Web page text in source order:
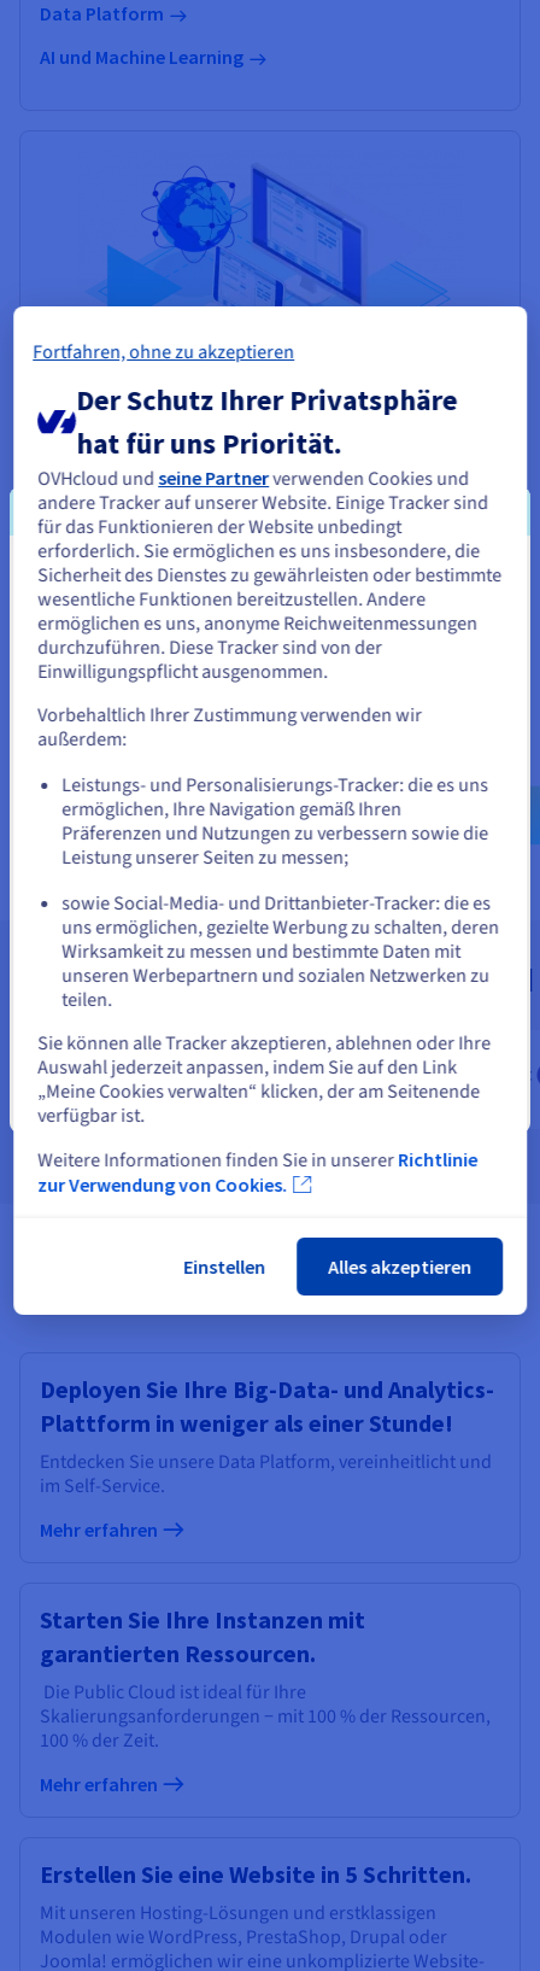
Data Platform
AI und Machine Learning
Ihre Onlinepräsenz gestalten
Ihre Domainnamen finden und reservieren
Eine Website oder einen Onlineshop erstellen
Professionelle E-Mail-Lösungen
Partner und Kunden von OVHcloud
Ganz einfach weiterkommen
Deployen Sie Ihre Big-Data- und Analytics-
Plattform in weniger als einer Stunde!
Entdecken Sie unsere Data Platform, vereinheitlicht und
im Self-Service.
Mehr erfahren
Starten Sie Ihre Instanzen mit
garantierten Ressourcen.
Die Public Cloud ist ideal für Ihre
Skalierungsanforderungen − mit 100 % der Ressourcen,
100 % der Zeit.
Mehr erfahren
Erstellen Sie eine Website in 5 Schritten.
Mit unseren Hosting-Lösungen und erstklassigen
Modulen wie WordPress, PrestaShop, Drupal oder
Joomla! ermöglichen wir eine unkomplizierte Website-
Sie scheinen sich in Vereinigte
Staaten zu befinden.
Wenn Sie aus Vereinigte Staaten bestellen möchten, müssen Sie
sich auf der entsprechenden Website umsehen und dort einen
Account erstellen.
us.ovhcloud.com/
Englisch USD - $
oder
Auf der aktuellen Website bleiben
Eine andere Website wählen
Schließen
Fortfahren, ohne zu akzeptieren
Der Schutz Ihrer Privatsphäre
hat für uns Priorität.
OVHcloud undseine Partnerverwenden Cookies und
andere Tracker auf unserer Website. Einige Tracker sind
für das Funktionieren der Website unbedingt
erforderlich. Sie ermöglichen es uns insbesondere, die
Sicherheit des Dienstes zu gewährleisten oder bestimmte
wesentliche Funktionen bereitzustellen. Andere
ermöglichen es uns, anonyme Reichweitenmessungen
durchzuführen. Diese Tracker sind von der
Einwilligungspflicht ausgenommen.
Vorbehaltlich Ihrer Zustimmung verwenden wir
außerdem:
Leistungs- und Personalisierungs-Tracker: die es uns
ermöglichen, Ihre Navigation gemäß Ihren
Präferenzen und Nutzungen zu verbessern sowie die
Leistung unserer Seiten zu messen;
sowie Social-Media- und Drittanbieter-Tracker: die es
uns ermöglichen, gezielte Werbung zu schalten, deren
Wirksamkeit zu messen und bestimmte Daten mit
unseren Werbepartnern und sozialen Netzwerken zu
teilen.
Sie können alle Tracker akzeptieren, ablehnen oder Ihre
Auswahl jederzeit anpassen, indem Sie auf den Link
„Meine Cookies verwalten“ klicken, der am Seitenende
verfügbar ist.
Weitere Informationen finden Sie in unserer Richtlinie
zur Verwendung von Cookies.
Einstellen Alles akzeptieren